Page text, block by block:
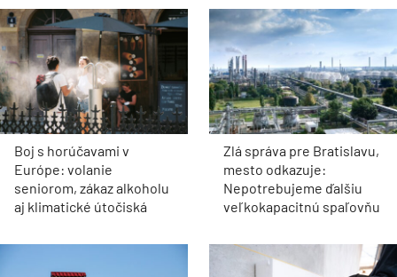
Boj s horúčavami v
Európe: volanie
seniorom, zákaz alkoholu
aj klimatické útočiská
Zlá správa pre Bratislavu,
mesto odkazuje:
Nepotrebujeme ďalšiu
veľkokapacitnú spaľovňu